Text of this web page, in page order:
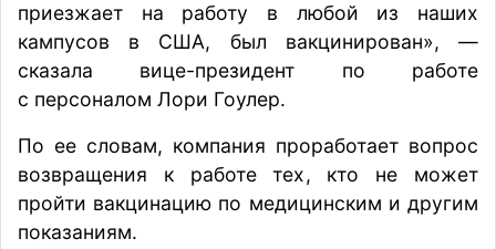
приезжает на работу в любой из наших
кампусов в США, был вакцинирован», —
сказала вице-президент по работе
с персоналом Лори Гоулер.
По ее словам, компания проработает вопрос
возвращения к работе тех, кто не может
пройти вакцинацию по медицинским и другим
показаниям.